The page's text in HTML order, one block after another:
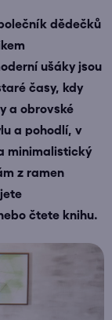
dědečků
ušáky jsou
časy, kdy
a obrovské
a pohodlí, v
minimalistický
z ramen
čtete knihu.